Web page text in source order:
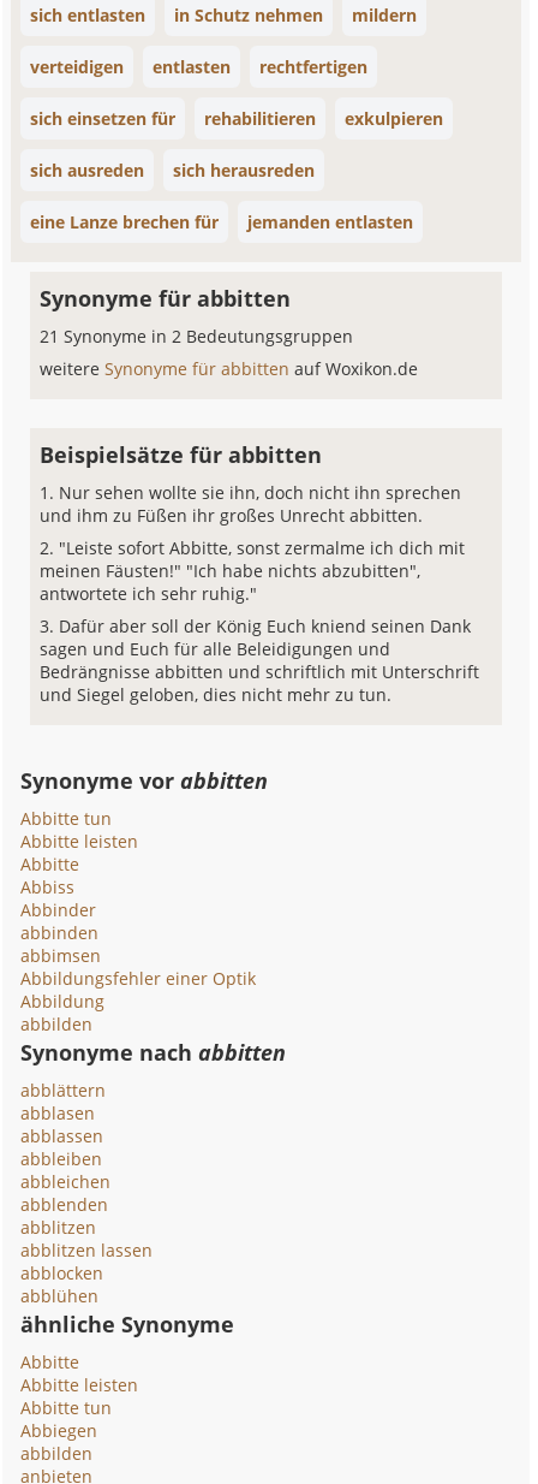
sich entlasten in Schutz nehmen mildern
verteidigen entlasten rechtfertigen
sich einsetzen für rehabilitieren exkulpieren
sich ausreden sich herausreden
eine Lanze brechen für jemanden entlasten
Synonyme für abbitten
21 Synonyme in 2 Bedeutungsgruppen
weitereSynonyme für abbittenauf Woxikon.de
Beispielsätze für abbitten
Nur sehen wollte sie ihn, doch nicht ihn sprechen
und ihm zu Füßen ihr großes Unrecht abbitten.
"Leiste sofort Abbitte, sonst zermalme ich dich mit
meinen Fäusten!" "Ich habe nichts abzubitten",
antwortete ich sehr ruhig."
Dafür aber soll der König Euch kniend seinen Dank
sagen und Euch für alle Beleidigungen und
Bedrängnisse abbitten und schriftlich mit Unterschrift
und Siegel geloben, dies nicht mehr zu tun.
Synonyme vorabbitten
Abbitte tun
Abbitte leisten
Abbitte
Abbiss
Abbinder
abbinden
abbimsen
Abbildungsfehler einer Optik
Abbildung
abbilden
Synonyme nachabbitten
abblättern
abblasen
abblassen
abbleiben
abbleichen
abblenden
abblitzen
abblitzen lassen
abblocken
abblühen
ähnliche Synonyme
Abbitte
Abbitte leisten
Abbitte tun
Abbiegen
abbilden
anbieten